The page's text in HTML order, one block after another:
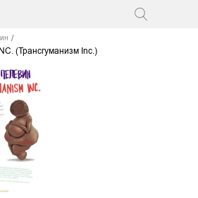
(Трансгуманизм Inc.)